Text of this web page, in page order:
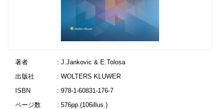
著者
: J.Jankovic & E.Tolosa
出版社
: WOLTERS KLUWER
ISBN
: 978-1-60831-176-7
ページ数
: 576pp.(106illus.)